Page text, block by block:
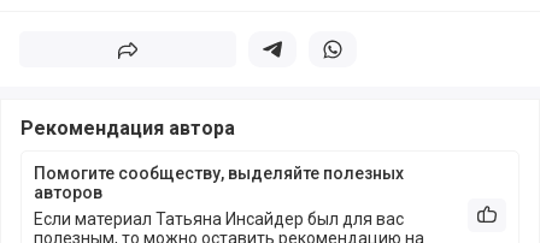
Поделиться Поделиться в телеграм
Поделиться в whatsapp
Рекомендация автора
Помогите сообществу, выделяйте полезных
авторов
Если материал Татьяна Инсайдер был для вас
полезным, то можно оставить рекомендацию на